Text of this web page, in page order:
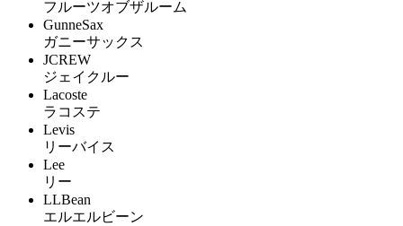
フルーツオブザルーム
GunneSax
ガニーサックス
JCREW
ジェイクルー
Lacoste
ラコステ
Levis
リーバイス
Lee
リー
LLBean
エルエルビーン